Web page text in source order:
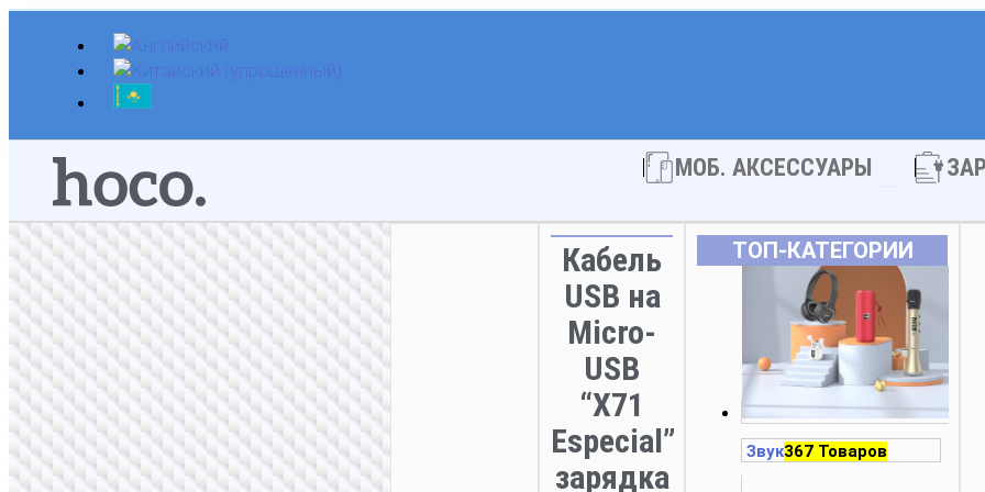
Перейти
содержимому
МОБ. АКСЕССУАРЫ Open МОБ.
Кабель
USB на
Micro-
USB
“X71
Especial”
зарядка
ТОП‑КАТЕГОРИИ
Звук367 Товаров